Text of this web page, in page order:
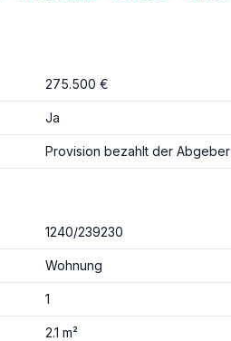
275.500 €
Ja
Provision bezahlt der Abgeber
1240/239230
Wohnung
1
2.1 m²